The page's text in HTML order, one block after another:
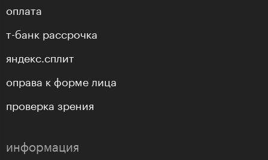
оплата
т-банк рассрочка
яндекс.сплит
оправа к форме лица
проверка зрения
информация